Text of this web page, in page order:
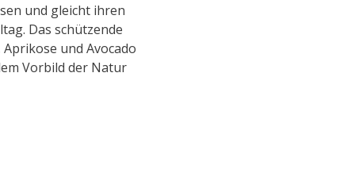
und gleicht ihren
Das schützende
und Avocado
Vorbild der Natur